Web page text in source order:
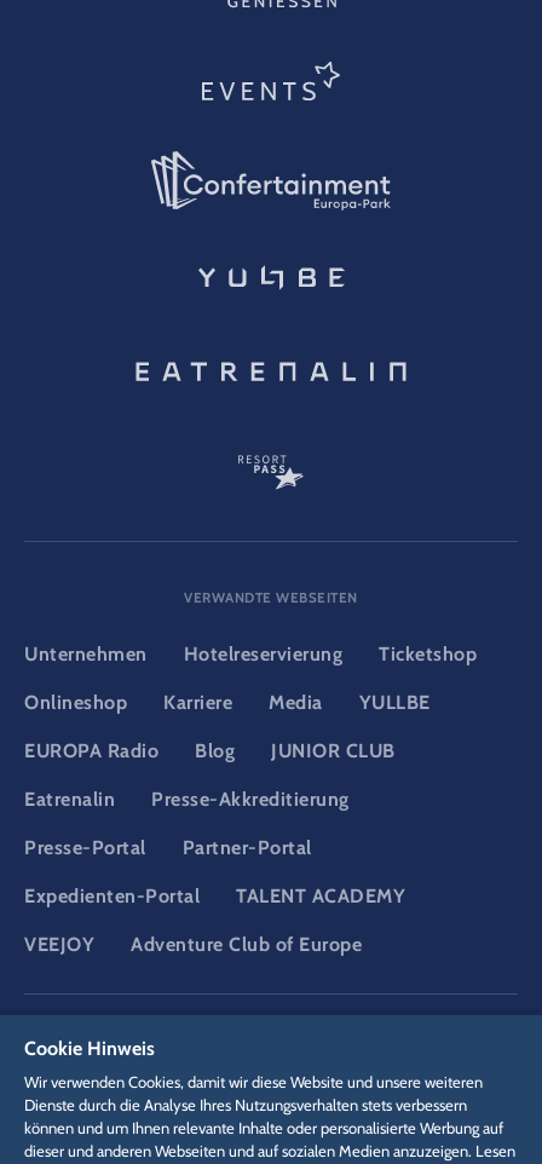
VERWANDTE WEBSEITEN
Unternehmen Hotelreservierung Ticketshop
Onlineshop Karriere Media YULLBE
EUROPA Radio Blog JUNIOR CLUB
Eatrenalin Presse-Akkreditierung
Presse-Portal Partner-Portal
Expedienten-Portal TALENT ACADEMY
VEEJOY Adventure Club of Europe
Cookie Hinweis
Wir verwenden Cookies, damit wir diese Website und unsere weiteren
Dienste durch die Analyse Ihres Nutzungsverhalten stets verbessern
können und um Ihnen relevante Inhalte oder personalisierte Werbung auf
dieser und anderen Webseiten und auf sozialen Medien anzuzeigen. Lesen